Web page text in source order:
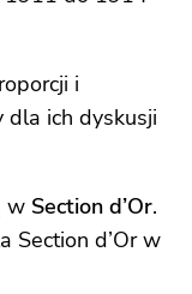
i
dla ich dyskusji
w Section d’Or.
Section d’Or w